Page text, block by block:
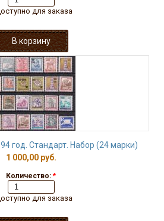
для заказа
год. Стандарт. Набор (24 марки)
1 000,00 руб.
Количество: *
для заказа